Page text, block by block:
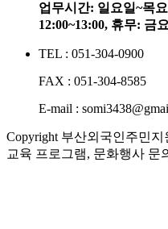
업무시간: 일요일~목
12:00~13:00, 휴무: 금
TEL : 051-304-0900
FAX : 051-304-8585
E-mail :
Copyright 부산외국인주민지
교육 프로그램, 문화행사 문